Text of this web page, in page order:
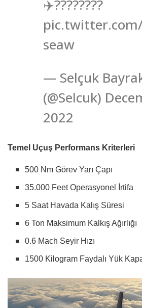
✈️????????
seaw
— Selçuk
(@Selcuk)
2022
Temel Uçuş Performans Kriterleri
500 Nm Görev Yarı Çapı
35.000 Feet Operasyonel İrtifa
5 Saat Havada Kalış Süresi
6 Ton Maksimum Kalkış Ağırlığı
0.6 Mach Seyir Hızı
1500 Kilogram Faydalı Yük